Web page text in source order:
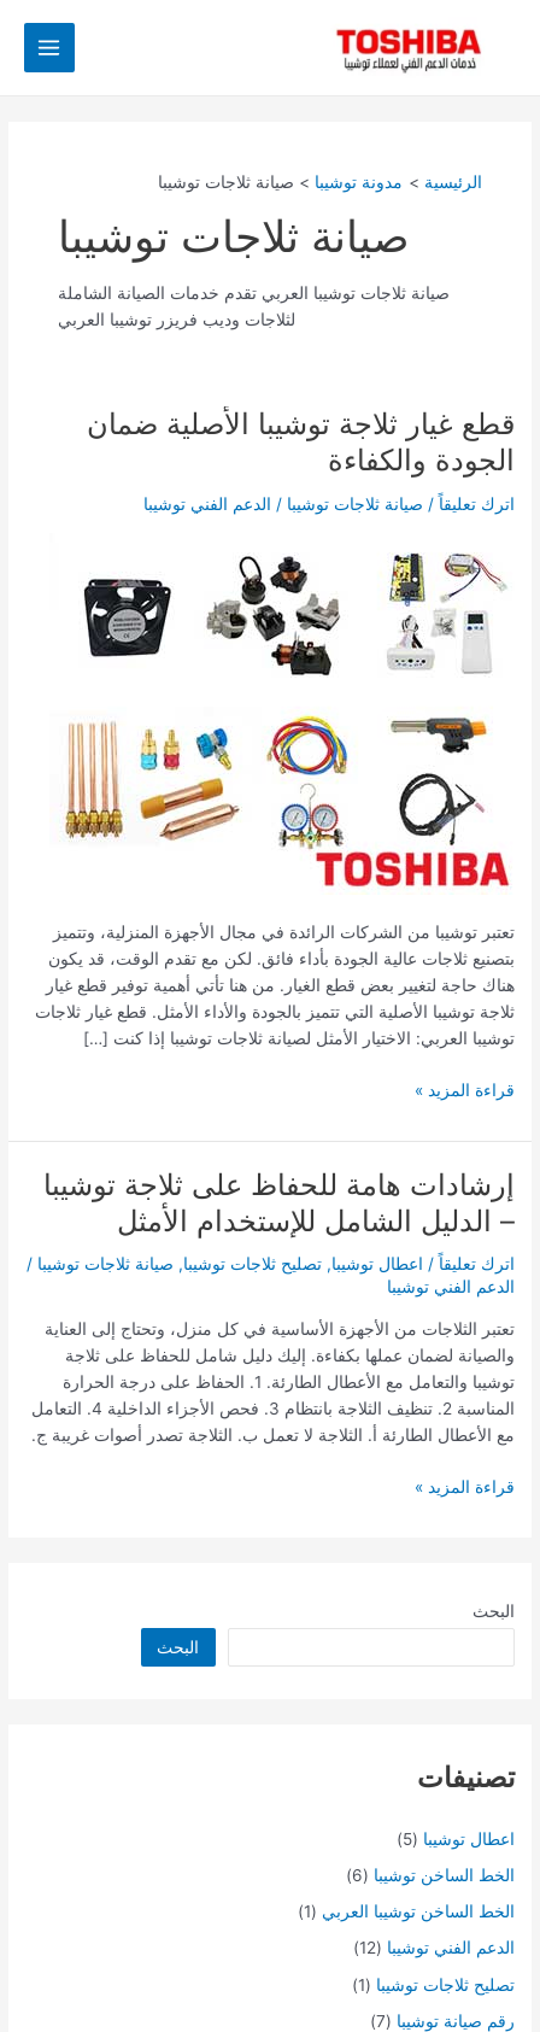
Main
الرئيسية مدونة توشيبا صيانة ثلاجات توشيبا
صيانة ثلاجات توشيبا
صيانة ثلاجات توشيبا العربي تقدم خدمات الصيانة الشاملة
لثلاجات وديب فريزر توشيبا العربي
قطع غيار ثلاجة توشيبا الأصلية ضمان
الجودة والكفاءة
اترك تعليقاً / صيانة ثلاجات توشيبا / الدعم الفني توشيبا
تعتبر توشيبا من الشركات الرائدة في مجال الأجهزة المنزلية، وتتميز
بتصنيع ثلاجات عالية الجودة بأداء فائق. لكن مع تقدم الوقت، قد يكون
هناك حاجة لتغيير بعض قطع الغيار. من هنا تأتي أهمية توفير قطع غيار
ثلاجة توشيبا الأصلية التي تتميز بالجودة والأداء الأمثل. قطع غيار ثلاجات
توشيبا العربي: الاختيار الأمثل لصيانة ثلاجات توشيبا إذا كنت […]
قطع
غيار
ثلاجة
توشيبا
الجودة
قراءة المزيد »
إرشادات هامة للحفاظ على ثلاجة توشيبا
– الدليل الشامل للإستخدام الأمثل
اترك تعليقاً / اعطال توشيبا,تصليح ثلاجات توشيبا, صيانة ثلاجات توشيبا /
الدعم الفني توشيبا
تعتبر الثلاجات من الأجهزة الأساسية في كل منزل، وتحتاج إلى العناية
والصيانة لضمان عملها بكفاءة. إليك دليل شامل للحفاظ على ثلاجة
توشيبا والتعامل مع الأعطال الطارئة. 1. الحفاظ على درجة الحرارة
المناسبة 2. تنظيف الثلاجة بانتظام 3. فحص الأجزاء الداخلية 4. التعامل
مع الأعطال الطارئة أ. الثلاجة لا تعمل ب. الثلاجة تصدر أصوات غريبة ج.
إرشادات
هامة
للحفاظ
على
ثلاجة
–
الدليل
الشامل
للإستخدام
الأمثل
قراءة المزيد »
البحث
البحث
تصنيفات
اعطال توشيبا (5)
الخط الساخن توشيبا (6)
الخط الساخن توشيبا العربي (1)
الدعم الفني توشيبا (12)
تصليح ثلاجات توشيبا (1)
رقم صيانة توشيبا (7)